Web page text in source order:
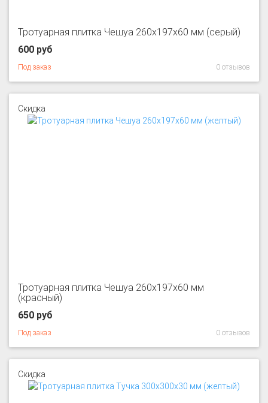
Тротуарная плитка Чешуа 260x197x60 мм (серый)
600 руб
Под заказ 0 отзывов
Скидка
Тротуарная плитка Чешуа 260x197x60 мм
(красный)
650 руб
Под заказ 0 отзывов
Скидка